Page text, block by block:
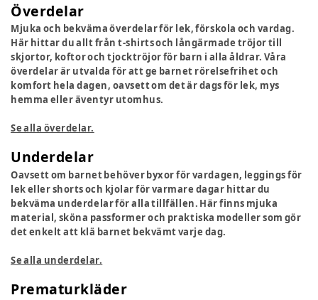
Överdelar
Mjuka och bekväma överdelar för lek, förskola och vardag.
Här hittar du allt från t-shirts och långärmade tröjor till
skjortor, koftor och tjocktröjor för barn i alla åldrar. Våra
överdelar är utvalda för att ge barnet rörelsefrihet och
komfort hela dagen, oavsett om det är dags för lek, mys
hemma eller äventyr utomhus.
Se alla överdelar.
Underdelar
Oavsett om barnet behöver byxor för vardagen, leggings för
lek eller shorts och kjolar för varmare dagar hittar du
bekväma underdelar för alla tillfällen. Här finns mjuka
material, sköna passformer och praktiska modeller som gör
det enkelt att klä barnet bekvämt varje dag.
Se alla underdelar.
Prematurkläder